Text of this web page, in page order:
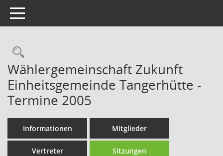
Toggle navigation
Rechercheauswahl
Wählergemeinschaft Zukunft
Einheitsgemeinde Tangerhütte -
Termine 2005
Informationen Mitglieder
Vertreter Sitzungen